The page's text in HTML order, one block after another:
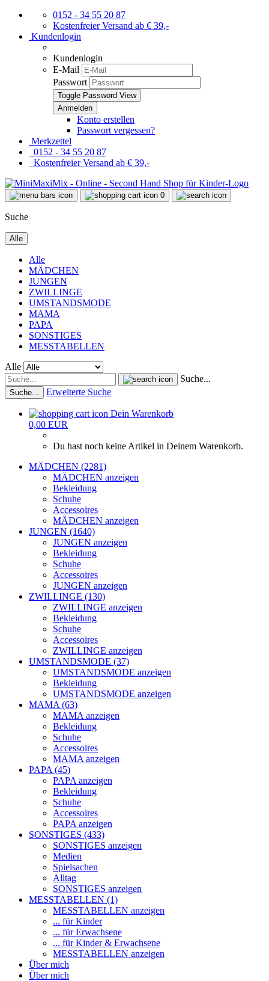
0152 - 34 55 20 87
Kostenfreier Versand ab € 39,-
Kundenlogin
Kundenlogin
E-Mail
Passwort
Toggle Password View
Konto erstellen
Passwort vergessen?
Merkzettel
0152 - 34 55 20 87
Kostenfreier Versand ab € 39,-
0
Suche
Alle
Alle
MÄDCHEN
JUNGEN
ZWILLINGE
UMSTANDSMODE
MAMA
PAPA
SONSTIGES
MESSTABELLEN
Alle
Suche...
Suche... Erweiterte Suche
Dein Warenkorb
0,00 EUR
Du hast noch keine Artikel in Deinem Warenkorb.
MÄDCHEN (2281)
MÄDCHEN anzeigen
Bekleidung
Schuhe
Accessoires
MÄDCHEN anzeigen
JUNGEN (1640)
JUNGEN anzeigen
Bekleidung
Schuhe
Accessoires
JUNGEN anzeigen
ZWILLINGE (130)
ZWILLINGE anzeigen
Bekleidung
Schuhe
Accessoires
ZWILLINGE anzeigen
UMSTANDSMODE (37)
UMSTANDSMODE anzeigen
Bekleidung
UMSTANDSMODE anzeigen
MAMA (63)
MAMA anzeigen
Bekleidung
Schuhe
Accessoires
MAMA anzeigen
PAPA (45)
PAPA anzeigen
Bekleidung
Schuhe
Accessoires
PAPA anzeigen
SONSTIGES (433)
SONSTIGES anzeigen
Medien
Spielsachen
Alltag
SONSTIGES anzeigen
MESSTABELLEN (1)
MESSTABELLEN anzeigen
... für Kinder
... für Erwachsene
... für Kinder & Erwachsene
MESSTABELLEN anzeigen
Über mich
Über mich